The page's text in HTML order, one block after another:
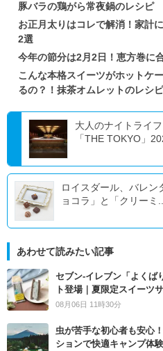
豚バラの鶏がら常夜鍋のレシピ
お正月太りはコレで解消！家計
2選
今年の節分は2月2日！恵方巻に
こんな本格スイーツがホットケ
るの？！抹茶オムレットのレシピ
大人のナイトライ
「THE TOKYO」
ロイスダール、バレン
ョコラ」と「クリーミ
あわせて読みたい記事
セブン‐イレブン「よくば
ト登場｜夏限定スイーツ
08月06日 11時30分
虫が苦手な初心者も安心
ションで快適キャンプ体験